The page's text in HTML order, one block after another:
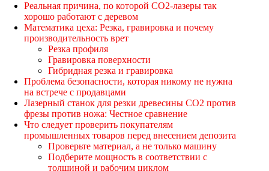
Реальная причина, по которой CO2-лазеры так
хорошо работают с деревом
Математика цеха: Резка, гравировка и почему
производительность врет
Резка профиля
Гравировка поверхности
Гибридная резка и гравировка
Проблема безопасности, которая никому не нужна
на встрече с продавцами
Лазерный станок для резки древесины CO2 против
фрезы против ножа: Честное сравнение
Что следует проверить покупателям
промышленных товаров перед внесением депозита
Проверьте материал, а не только машину
Подберите мощность в соответствии с
толщиной и рабочим циклом